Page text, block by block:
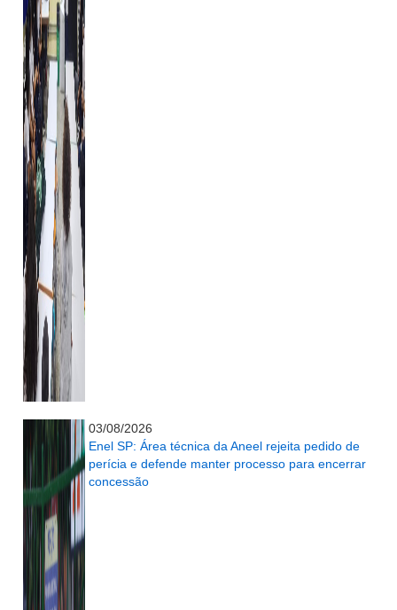
03/08/2026
Enel SP: Área técnica da Aneel rejeita pedido de
perícia e defende manter processo para encerrar
concessão